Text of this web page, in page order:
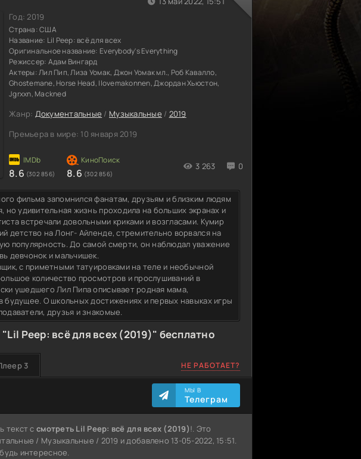
Год:2019
Страна:США
Название: Lil Peep: всё для всех
Оригинальное название: Everybody's Everything
Режиссер: Адам Вингард
Актеры:Лил Пип, Лиза Уомак, Джон Уомак мл., Роб Кавалло,
Ghostemane, Horse Head, Ilovemakonnen, Джордан Хьюстон,
Jgrxxn, Mackned
Жанр: Документальные / Музыкальные / 2019
Премьера в мире: 10 января 2019
8.6 (302 856) 8.6 (302 856)
3 263 0
фильма запомнился фанатам, друзьям и близким людям
но удивительная жизнь проходила на больших экранах и
встречали довольными криками и возгласами. Кумир
детство на Лонг- Айленде, стремительно ворвался на
популярность. До самой смерти, он наблюдал уважение
девчонок и мальчишек.
с приметными татуировками на теле и необычной
количество просмотров и прослушиваний в
ушедшего Лил Пипа описывает родная мама,
будущее. О школьных достижениях и первых навыках игры
друзья и знакомые.
Peep: всё для всех (2019)" бесплатно
3 НЕ РАБОТАЕТ?
МЫ В
Телеграм
текст ссмотреть Lil Peep: всё для всех (2019)!. Это
/ Музыкальные / 2019 и добавлено 13-05-2022, 15:51.
интересное.